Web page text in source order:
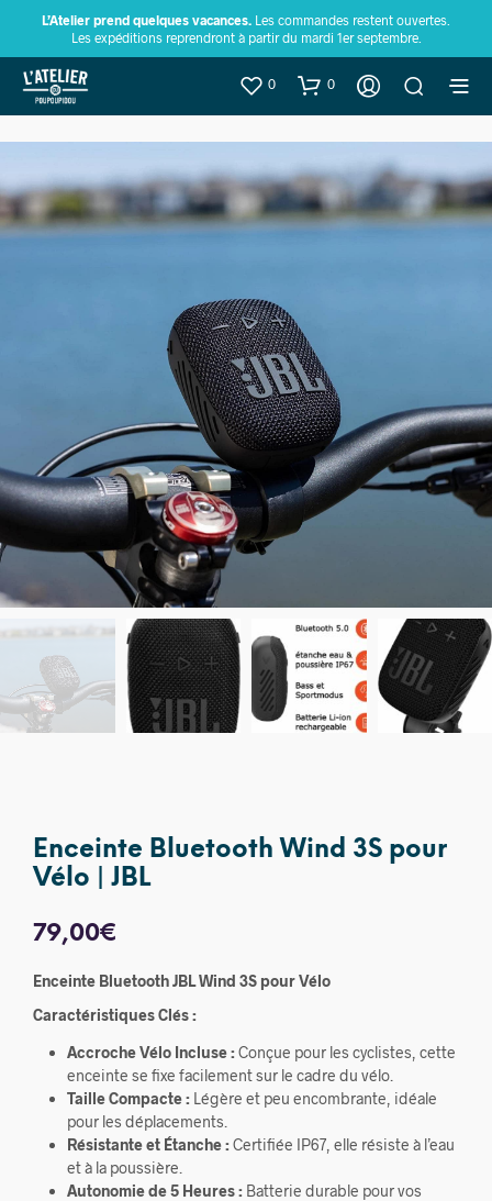
L’Atelier prend quelques vacances. Les commandes restent ouvertes.
Les expéditions reprendront à partir du mardi 1er septembre.
0 0
Enceinte Bluetooth Wind 3S pour
Vélo | JBL
79,00€
Enceinte Bluetooth JBL Wind 3S pour Vélo
Caractéristiques Clés :
Accroche Vélo Incluse :Conçue pour les cyclistes, cette
enceinte se fixe facilement sur le cadre du vélo.
Taille Compacte :Légère et peu encombrante, idéale
pour les déplacements.
Résistante et Étanche :Certifiée IP67, elle résiste à l’eau
et à la poussière.
Autonomie de 5 Heures :Batterie durable pour vos